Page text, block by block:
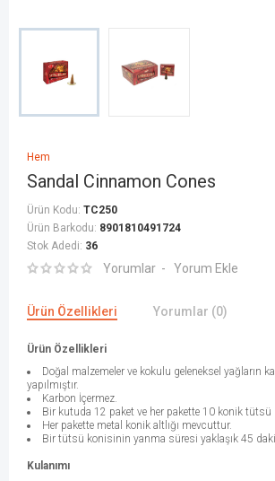
Hem
Sandal Cinnamon Cones
Ürün Kodu: TC250
Ürün Barkodu: 8901810491724
Stok Adedi: 36
Yorumlar Yorum Ekle
Ürün Özellikleri Yorumlar (0)
Ürün Özellikleri
Doğal malzemeler ve kokulu geleneksel yağların
yapılmıştır.
Karbon İçermez.
Bir kutuda 12 paket ve her pakette 10 konik tütsü
Her pakette metal konik altlığı mevcuttur.
Bir tütsü konisinin yanma süresi yaklaşık 45
Kulanımı